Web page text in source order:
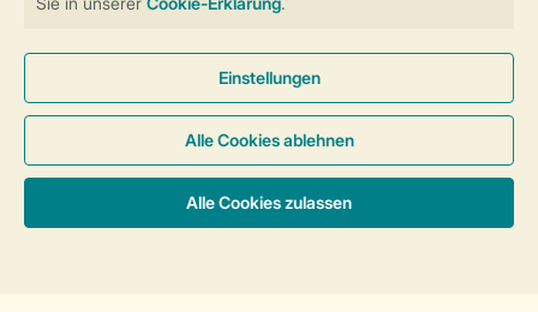
Cookies und Banner
Barrierefreiheit
© 2026 Landal GreenParks GmbH